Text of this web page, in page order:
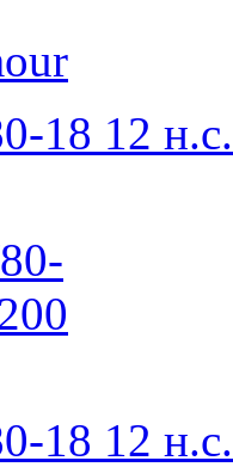
18 12
18 12